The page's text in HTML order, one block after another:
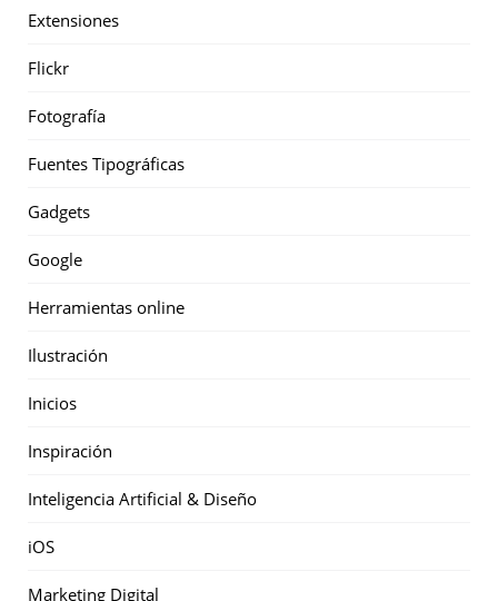
Extensiones
Flickr
Fotografía
Fuentes Tipográficas
Gadgets
Google
Herramientas online
Ilustración
Inicios
Inspiración
Inteligencia Artificial & Diseño
iOS
Marketing Digital